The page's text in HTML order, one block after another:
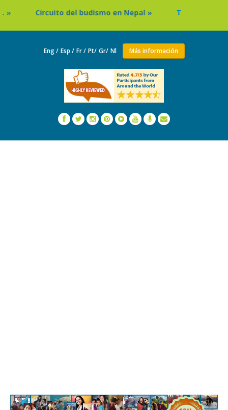
del budismo en Nepal » Tailandia: Programa de
Eng / Esp / Fr / Pt/ Gr/ Nl Más información